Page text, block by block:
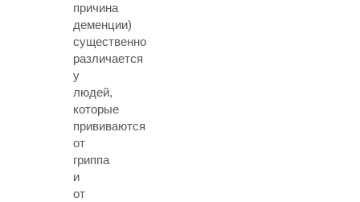
причина
деменции)
существенно
различается
у
людей,
которые
прививаются
от
гриппа
и
от